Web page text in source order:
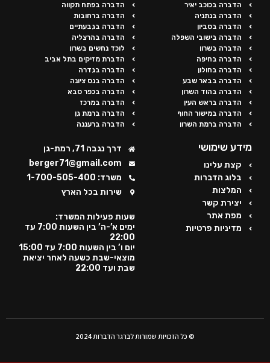
הדברה בכוכב יאיר
הדברה בנתניה
הדברה בסביון
הדברה בישובי השפלה
הדברה בשרון
הדברה בחיפה
הדברה בחולון
הדברה בבאר שבע
הדברה בהוד השרון
הדברה בראש העין
הדברה במישור החוף
הדברה ברמת השרון
הדברה בפתח תקווה
הדברה ברחובות
הדברה בגבעתיים
הדברה בהרצליה
לוכד נחשים בשרון
הדברת מזיקים בתל אביב
הדברה בגדרה
הדברה בנס ציונה
הדברה בכפר סבא
הדברה במרכז
הדברה ברמת גן
הדברה ברעננה
מידע שימושי
קצת עלינו
בלוג הדברות
המלצות
יצירת קשר
מפת אתר
מדיניות פרטיות
דרך נגבה 71, רמת-גן
berger71@gmail.com
משרד: 1-700-505-400
שירות בכל הארץ
שעות פעילות המשרד:
ימים א’-ה’ בין השעות 7:00 עד
22:00
יום ו’ בין השעות 7:00 עד 15:00
מוצאי-שבת כשעה לאחר יציאת
שבת ועד 22:00
© כל הזכויות שמורות לברגר הדברות 2024